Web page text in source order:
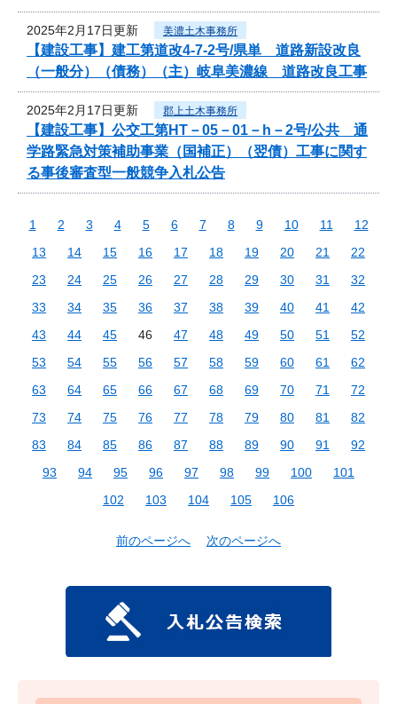
2025年2月17日更新 美濃土木事務所
【建設工事】建工第道改4-7-2号/県単 道路新設改良
（一般分）（債務）（主）岐阜美濃線 道路改良工事
2025年2月17日更新 郡上土木事務所
【建設工事】公交工第HT－05－01－h－2号/公共 通
学路緊急対策補助事業（国補正）（翌債）工事に関す
る事後審査型一般競争入札公告
1 2 3 4 5 6 7 8 9 10 11
12
13
14 15 16 17 18 19 20 21
22
23
24 25 26 27 28 29 30 31
32
33
34 35 36 37 38 39 40 41
42
43
44 45 46 47 48 49 50 51
52
53
54 55 56 57 58 59 60 61
62
63
64 65 66 67 68 69 70 71
72
73
74 75 76 77 78 79 80 81
82
83
84 85 86 87 88 89 90 91
92
93
94 95 96 97 98 99 100
101
102
103 104 105 106
前のページへ 次のページへ